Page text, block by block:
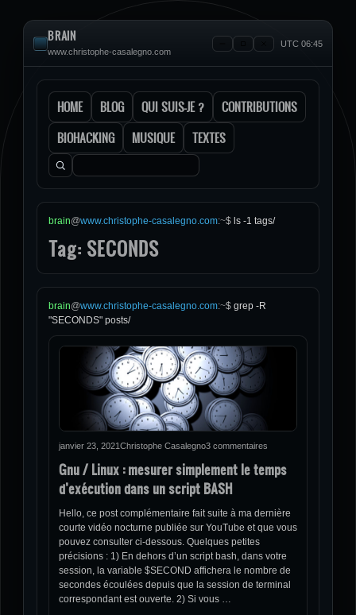
BRAIN
www.christophe-casalegno.com
UTC 06:45
HOME BLOG QUI SUIS-JE ?
CONTRIBUTIONS
BIOHACKING
MUSIQUE TEXTES
Rechercher :
brain@www.christophe-casalegno.com:~$ ls -1 tags/
Tag: SECONDS
brain@www.christophe-casalegno.com:~$ grep -R
"SECONDS" posts/
janvier 23, 2021Christophe Casalegno3 commentaires
Gnu / Linux : mesurer simplement le temps
d’exécution dans un script BASH
Hello, ce post complémentaire fait suite à ma dernière
courte vidéo nocturne publiée sur YouTube et que vous
pouvez consulter ci-dessous. Quelques petites
précisions : 1) En dehors d’un script bash, dans votre
session, la variable $SECOND affichera le nombre de
secondes écoulées depuis que la session de terminal
correspondant est ouverte. 2) Si vous …